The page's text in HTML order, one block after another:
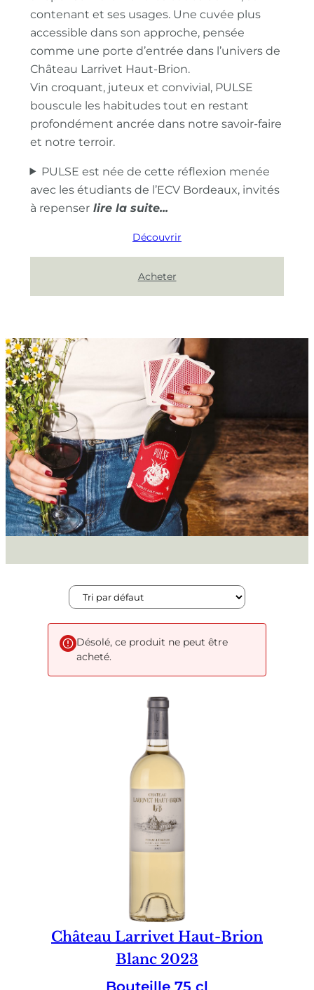
contenant et ses usages. Une cuvée plus
accessible dans son approche, pensée
comme une porte d’entrée dans l’univers de
Château Larrivet Haut-Brion.
Vin croquant, juteux et convivial, PULSE
bouscule les habitudes tout en restant
profondément ancrée dans notre savoir-faire
et notre terroir.
PULSE est née de cette réflexion menée
avec les étudiants de l’ECV Bordeaux, invités
à repenser
Découvrir
Acheter
Désolé, ce produit ne peut être
acheté.
Château Larrivet Haut-Brion
Blanc 2023